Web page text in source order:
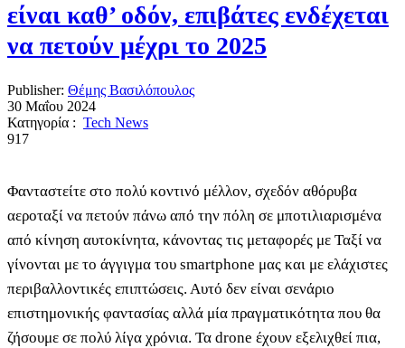
είναι καθ’ οδόν, επιβάτες ενδέχεται
να πετούν μέχρι το 2025
Publisher: Θέμης Βασιλόπουλος
30 Μαΐου 2024
Κατηγορία : Tech News
917
Φανταστείτε στο πολύ κοντινό μέλλον, σχεδόν αθόρυβα
αεροταξί να πετούν πάνω από την πόλη σε μποτιλιαρισμένα
από κίνηση αυτοκίνητα, κάνοντας τις μεταφορές με Ταξί να
γίνονται με το άγγιγμα του smartphone μας και με ελάχιστες
περιβαλλοντικές επιπτώσεις. Αυτό δεν είναι σενάριο
επιστημονικής φαντασίας αλλά μία πραγματικότητα που θα
ζήσουμε σε πολύ λίγα χρόνια. Τα drone έχουν εξελιχθεί πια,